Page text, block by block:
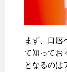
まず、口唇
て知ってお
となるのは